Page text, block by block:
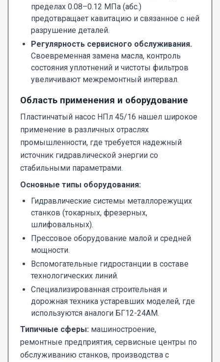
пределах 0.08–0.12 МПа (абс.)
предотвращает кавитацию и связанное с ней
разрушение деталей.
Регулярность сервисного обслуживания.
Своевременная замена масла, контроль
состояния уплотнений и чистоты фильтров
увеличивают межремонтный интервал.
Область применения и оборудование
Пластинчатый насос НПл 45/16 нашел широкое
применение в различных отраслях
промышленности, где требуется надежный
источник гидравлической энергии со
стабильными параметрами.
Основные типы оборудования:
Гидравлические системы металлорежущих
станков (токарных, фрезерных,
шлифовальных).
Прессовое оборудование малой и средней
мощности.
Вспомогательные гидростанции в составе
технологических линий.
Специализированная строительная и
дорожная техника устаревших моделей, где
используются аналоги БГ12-24АМ.
Типичные сферы: машиностроение,
ремонтные предприятия, сервисные центры по
обслуживанию станков, производства с